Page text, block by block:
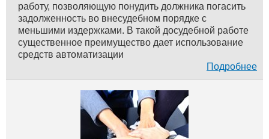
работу, позволяющую понудить должника погасить
задолженность во внесудебном порядке с
меньшими издержками. В такой досудебной работе
существенное преимущество дает использование
средств автоматизации
Подробнее